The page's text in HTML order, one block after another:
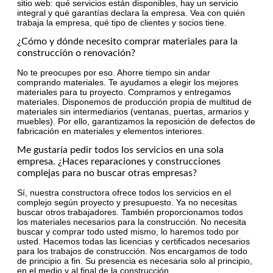
sitio web: qué servicios están disponibles, hay un servicio
integral y qué garantías declara la empresa. Vea con quién
trabaja la empresa, qué tipo de clientes y socios tiene.
¿Cómo y dónde necesito comprar materiales para la
construcción o renovación?
No te preocupes por eso. Ahorre tiempo sin andar
comprando materiales. Te ayudamos a elegir los mejores
materiales para tu proyecto. Compramos y entregamos
materiales. Disponemos de producción propia de multitud de
materiales sin intermediarios (ventanas, puertas, armarios y
muebles). Por ello, garantizamos la reposición de defectos de
fabricación en materiales y elementos interiores.
Me gustaría pedir todos los servicios en una sola
empresa. ¿Haces reparaciones y construcciones
complejas para no buscar otras empresas?
Sí, nuestra constructora ofrece todos los servicios en el
complejo según proyecto y presupuesto. Ya no necesitas
buscar otros trabajadores. También proporcionamos todos
los materiales necesarios para la construcción. No necesita
buscar y comprar todo usted mismo, lo haremos todo por
usted. Hacemos todas las licencias y certificados necesarios
para los trabajos de construcción. Nos encargamos de todo
de principio a fin. Su presencia es necesaria solo al principio,
en el medio y al final de la construcción.